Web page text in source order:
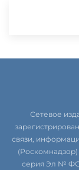
Сетевое
связи,
серия Эл №